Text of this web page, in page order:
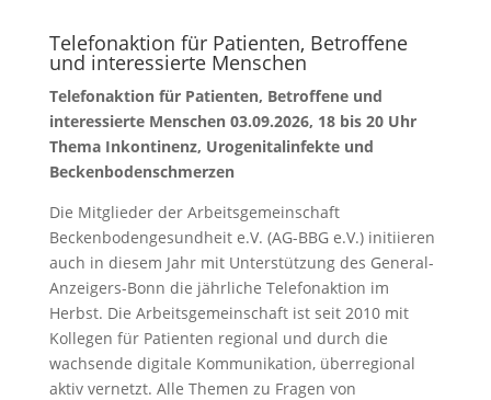
Telefonaktion für Patienten, Betroffene
und interessierte Menschen
Telefonaktion für Patienten, Betroffene und
interessierte Menschen 03.09.2026, 18 bis 20 Uhr
Thema Inkontinenz, Urogenitalinfekte und
Beckenbodenschmerzen
Die Mitglieder der Arbeitsgemeinschaft
Beckenbodengesundheit e.V. (AG-BBG e.V.) initiieren
auch in diesem Jahr mit Unterstützung des General-
Anzeigers-Bonn die jährliche Telefonaktion im
Herbst. Die Arbeitsgemeinschaft ist seit 2010 mit
Kollegen für Patienten regional und durch die
wachsende digitale Kommunikation, überregional
aktiv vernetzt. Alle Themen zu Fragen von